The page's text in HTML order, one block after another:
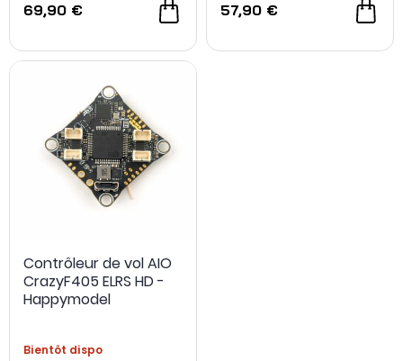
69,90 € 57,90 €
Contrôleur de vol AIO
CrazyF405 ELRS HD -
Happymodel
Bientôt dispo